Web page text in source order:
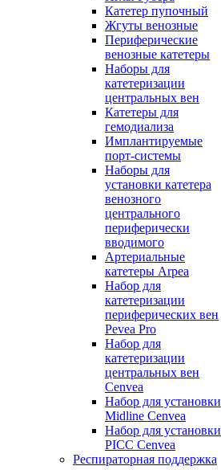
Катетер пупочный
Жгуты венозные
Периферические
венозные катетеры
Наборы для
катетеризации
центральных вен
Катетеры для
гемодиализа
Имплантируемые
порт‑системы
Наборы для
установки катетера
венозного
центрального
периферически
вводимого
Артериальные
катетеры Arpea
Набор для
катетеризации
периферических вен
Pevea Pro
Набор для
катетеризации
центральных вен
Cenvea
Набор для установки
Midline Cenvea
Набор для установки
PICC Cenvea
Респираторная поддержка